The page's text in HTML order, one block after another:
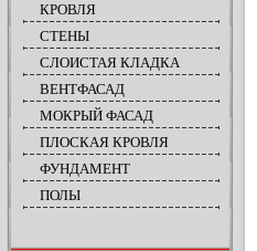
КРОВЛЯ
СТЕНЫ
СЛОИСТАЯ КЛАДКА
ВЕНТФАСАД
МОКРЫЙ ФАСАД
ПЛОСКАЯ КРОВЛЯ
ФУНДАМЕНТ
ПОЛЫ